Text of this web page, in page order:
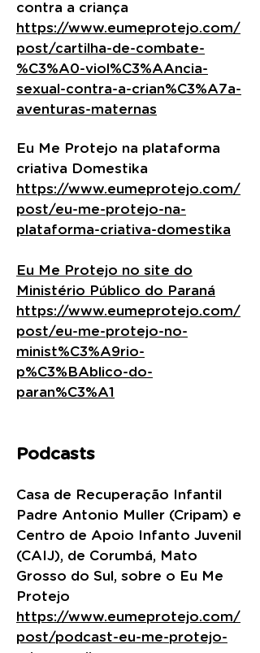
contra a criança
https://www.eumeprotejo.com/
post/cartilha-de-combate-
%C3%A0-viol%C3%AAncia-
sexual-contra-a-crian%C3%A7a-
aventuras-maternas
Eu Me Protejo na plataforma
criativa Domestika
https://www.eumeprotejo.com/
post/eu-me-protejo-na-
plataforma-criativa-domestika
Eu Me Protejo no site do
Ministério Público do Paraná
https://www.eumeprotejo.com/
post/eu-me-protejo-no-
minist%C3%A9rio-
p%C3%BAblico-do-
paran%C3%A1
Podcasts
Casa de Recuperação Infantil
Padre Antonio Muller (Cripam) e
Centro de Apoio Infanto Juvenil
(CAIJ), de Corumbá, Mato
Grosso do Sul, sobre o Eu Me
Protejo
https://www.eumeprotejo.com/
post/podcast-eu-me-protejo-